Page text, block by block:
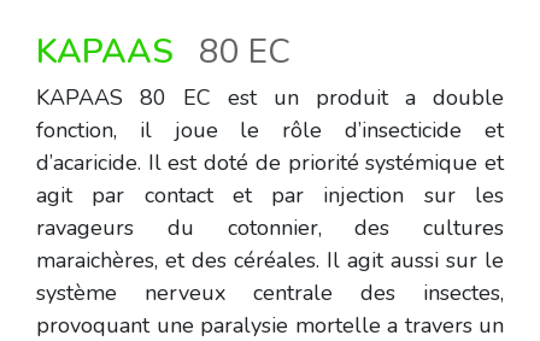
KAPAAS 80 EC
KAPAAS 80 EC est un produit a double
fonction, il joue le rôle d’insecticide et
d’acaricide. Il est doté de priorité systémique et
agit par contact et par injection sur les
ravageurs du cotonnier, des cultures
maraichères, et des céréales. Il agit aussi sur le
système nerveux centrale des insectes,
provoquant une paralysie mortelle a travers un